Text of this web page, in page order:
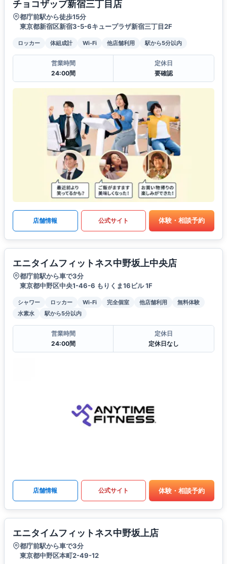
チョコザップ新宿三丁目店
都庁前駅から徒歩15分
東京都新宿区新宿3-5-6キュープラザ新宿三丁目2F
ロッカー 体組成計 Wi-Fi 他店舗利用 駅から5分以内
営業時間
24:00間
定休日
要確認
店舗情報 公式サイト 体験・相談予約
エニタイムフィットネス中野坂上中央店
都庁前駅から車で3分
東京都中野区中央1-46-6 もりくま16ビル 1F
シャワー ロッカー Wi-Fi 完全個室 他店舗利用
無料体験
水素水
駅から5分以内
営業時間
24:00間
定休日
定休日なし
店舗情報 公式サイト 体験・相談予約
エニタイムフィットネス中野坂上店
都庁前駅から車で3分
東京都中野区本町2-49-12